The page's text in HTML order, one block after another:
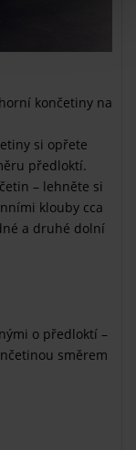
končetiny na
si opřete
předloktí.
– lehněte si
klouby cca
a druhé dolní
o předloktí –
směrem